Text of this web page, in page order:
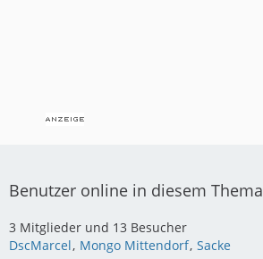
Benutzer online in diesem Thema
3 Mitglieder und 13 Besucher
DscMarcel Mongo Mittendorf Sacke